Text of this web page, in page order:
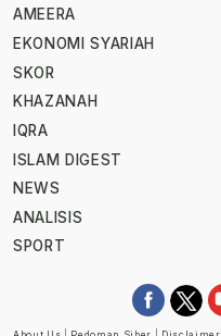
AMEERA
EKONOMI SYARIAH
SKOR
KHAZANAH
IQRA
ISLAM DIGEST
NEWS
ANALISIS
SPORT